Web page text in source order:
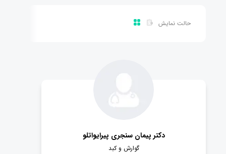
حالت نمایش
دکتر پیمان سنجری پیرایواتلو
گوارش و کبد